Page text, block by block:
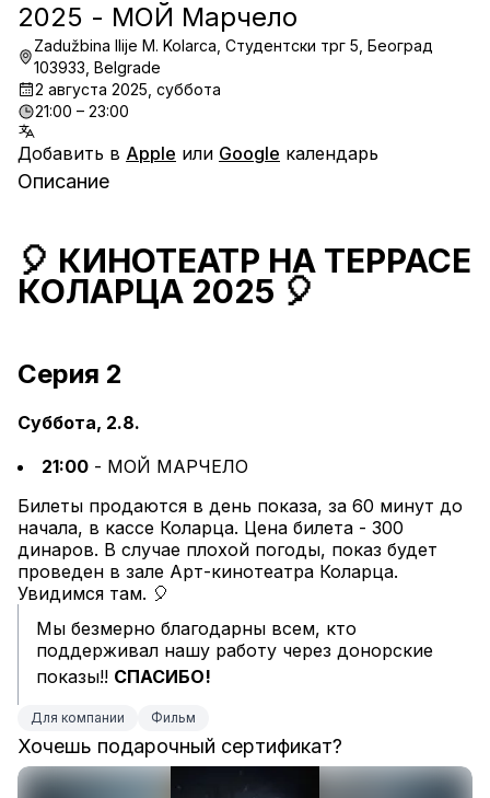
2025 - МОЙ Марчело
Zadužbina Ilije M. Kolarca, Студентски трг 5, Београд
103933, Belgrade
2 августа 2025, суббота
21:00 – 23:00
Добавить в Apple или Google календарь
Описание
🎈 КИНОТЕАТР НА ТЕРРАСЕ
КОЛАРЦА 2025 🎈
Серия 2
Суббота, 2.8.
21:00 - МОЙ МАРЧЕЛО
Билеты продаются в день показа, за 60 минут до
начала, в кассе Коларца. Цена билета - 300
динаров. В случае плохой погоды, показ будет
проведен в зале Арт-кинотеатра Коларца.
Увидимся там. 🎈
Мы безмерно благодарны всем, кто
поддерживал нашу работу через донорские
показы!! СПАСИБО!
Для компании Фильм
Хочешь подарочный сертификат?